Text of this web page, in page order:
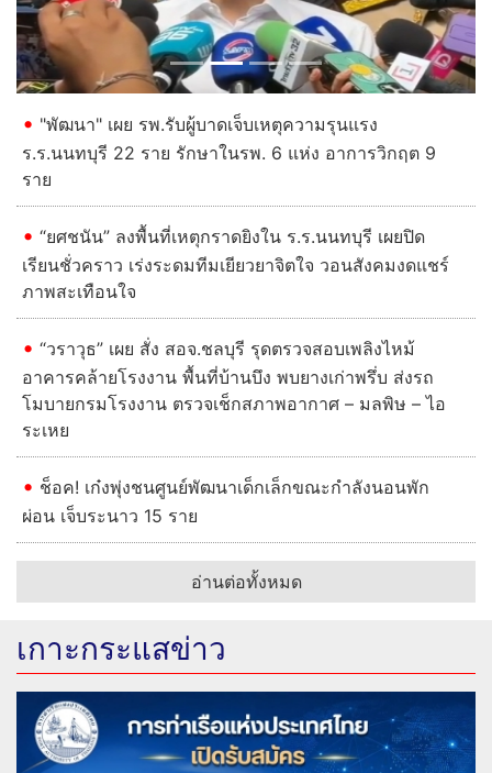
"พัฒนา" เผย รพ.รับผู้บาดเจ็บเหตุความรุนแรง
ร.ร.นนทบุรี 22 ราย รักษาในรพ. 6 แห่ง อาการวิกฤต 9
ราย
“ยศชนัน” ลงพื้นที่เหตุกราดยิงใน ร.ร.นนทบุรี เผยปิด
เรียนชั่วคราว เร่งระดมทีมเยียวยาจิตใจ วอนสังคมงดแชร์
ภาพสะเทือนใจ
“วราวุธ” เผย สั่ง สอจ.ชลบุรี รุดตรวจสอบเพลิงไหม้
อาคารคล้ายโรงงาน พื้นที่บ้านบึง พบยางเก่าพรึ่บ ส่งรถ
โมบายกรมโรงงาน ตรวจเช็กสภาพอากาศ – มลพิษ – ไอ
ระเหย
ช็อค! เก๋งพุ่งชนศูนย์พัฒนาเด็กเล็กขณะกำลังนอนพัก
ผ่อน เจ็บระนาว 15 ราย
อ่านต่อทั้งหมด
เกาะกระแสข่าว